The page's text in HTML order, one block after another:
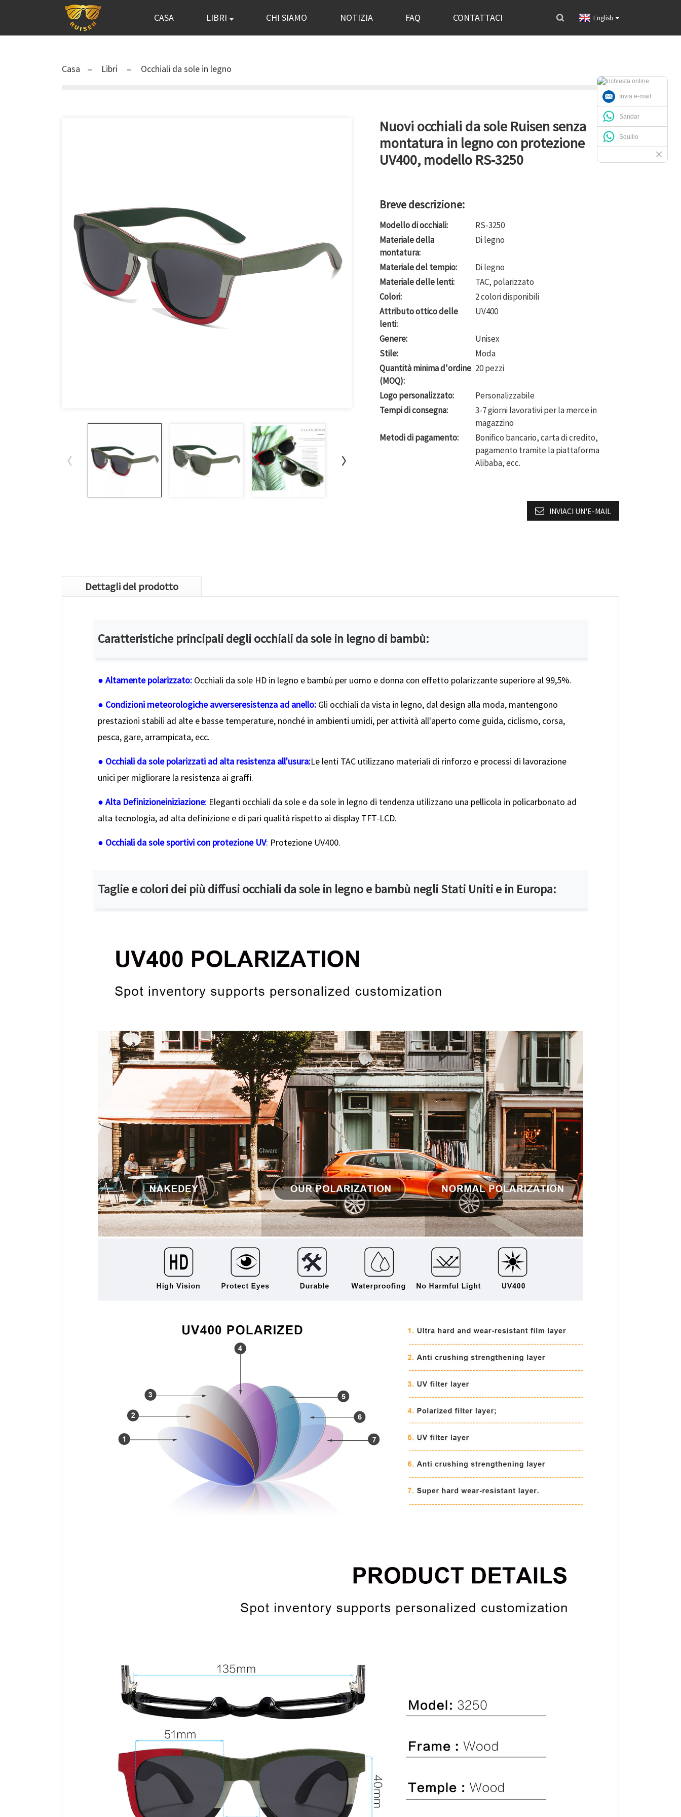
CASA LIBRI CHI SIAMO NOTIZIA FAQ CONTATTACI English
Casa Libri Occhiali da sole in legno
Nuovi occhiali da sole Ruisen senza
montatura in legno con protezione
UV400, modello RS-3250
Breve descrizione:
Modello di occhiali:
RS-3250
Materiale della
montatura:
Di legno
Materiale del tempio:
Di legno
Materiale delle lenti:
TAC, polarizzato
Colori:
2 colori disponibili
Attributo ottico delle
lenti:
UV400
Genere:
Unisex
Stile:
Moda
Quantità minima d'ordine
(MOQ):
20 pezzi
Logo personalizzato:
Personalizzabile
Tempi di consegna:
3-7 giorni lavorativi per la merce in
magazzino
Metodi di pagamento:
Bonifico bancario, carta di credito,
pagamento tramite la piattaforma
Alibaba, ecc.
INVIACI UN'E-MAIL
Dettagli del prodotto
Caratteristiche principali degli occhiali da sole in legno di bambù:
● Altamente polarizzato: Occhiali da sole HD in legno e bambù per uomo e donna con effetto polarizzante superiore al 99,5%.
● Condizioni meteorologiche avverseresistenza ad anello: Gli occhiali da vista in legno, dal design alla moda, mantengono
prestazioni stabili ad alte e basse temperature, nonché in ambienti umidi, per attività all'aperto come guida, ciclismo, corsa,
pesca, gare, arrampicata, ecc.
● Occhiali da sole polarizzati ad alta resistenza all'usura:Le lenti TAC utilizzano materiali di rinforzo e processi di lavorazione
unici per migliorare la resistenza ai graffi.
● Alta Definizioneiniziazione: Eleganti occhiali da sole e da sole in legno di tendenza utilizzano una pellicola in policarbonato ad
alta tecnologia, ad alta definizione e di pari qualità rispetto ai display TFT-LCD.
● Occhiali da sole sportivi con protezione UV: Protezione UV400.
Taglie e colori dei più diffusi occhiali da sole in legno e bambù negli Stati Uniti e in Europa:
Invia e-mail
Sandar
Squillo